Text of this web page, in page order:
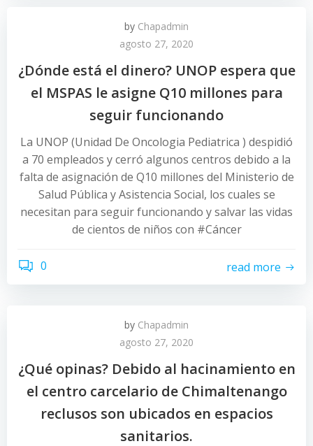
by Chapadmin
agosto 27, 2020
¿Dónde está el dinero? UNOP espera que
el MSPAS le asigne Q10 millones para
seguir funcionando
La UNOP (Unidad De Oncologia Pediatrica ) despidió
a 70 empleados y cerró algunos centros debido a la
falta de asignación de Q10 millones del Ministerio de
Salud Pública y Asistencia Social, los cuales se
necesitan para seguir funcionando y salvar las vidas
de cientos de niños con #Cáncer
0 read more
by Chapadmin
agosto 27, 2020
¿Qué opinas? Debido al hacinamiento en
el centro carcelario de Chimaltenango
reclusos son ubicados en espacios
sanitarios.